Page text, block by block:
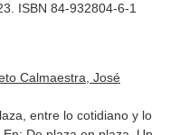
ISBN 84-932804-6-1
Calmaestra, José
entre lo cotidiano y lo